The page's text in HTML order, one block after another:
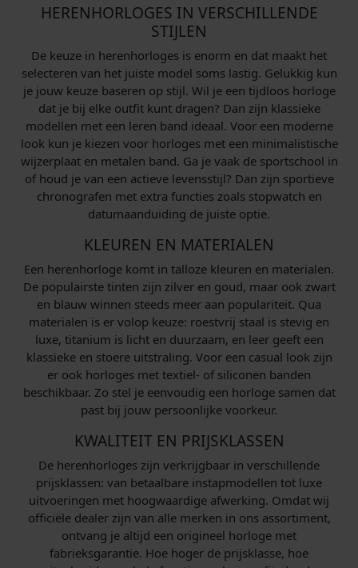
HERENHORLOGES IN VERSCHILLENDE
STIJLEN
De keuze in herenhorloges is enorm en dat maakt het
selecteren van het juiste model soms lastig. Gelukkig kun
je jouw keuze baseren op stijl. Wil je een tijdloos horloge
dat je bij elke outfit kunt dragen? Dan zijn klassieke
modellen met een leren band ideaal. Voor een moderne
look kun je kiezen voor horloges met een minimalistische
wijzerplaat en metalen band. Ga je vaak de sportschool in
of houd je van een actieve levensstijl? Dan zijn sportieve
chronografen met extra functies zoals stopwatch en
datumaanduiding de juiste optie.
KLEUREN EN MATERIALEN
Een herenhorloge komt in talloze kleuren en materialen.
De populairste tinten zijn zilver en goud, maar ook zwart
en blauw winnen steeds meer aan populariteit. Qua
materialen is er volop keuze: roestvrij staal is stevig en
luxe, titanium is licht en duurzaam, en leer geeft een
klassieke en stoere uitstraling. Voor een casual look zijn
er ook horloges met textiel- of siliconen banden
beschikbaar. Zo stel je eenvoudig een horloge samen dat
past bij jouw persoonlijke voorkeur.
KWALITEIT EN PRIJSKLASSEN
De herenhorloges zijn verkrijgbaar in verschillende
prijsklassen: van betaalbare instapmodellen tot luxe
uitvoeringen met hoogwaardige afwerking. Omdat wij
officiële dealer zijn van alle merken in ons assortiment,
ontvang je altijd een origineel horloge met
fabrieksgarantie. Hoe hoger de prijsklasse, hoe